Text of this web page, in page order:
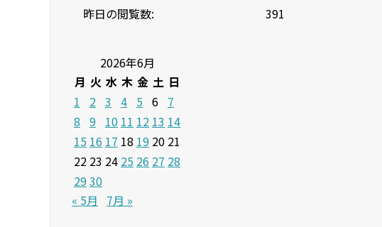
391
昨日の閲覧数:
2026年6月
月 火 水 木 金 土 日
1
2 3 4 5 6 7
8 9 10 11 12 13 14
15 16 17 18 19 20 21
22 23 24 25 26 27 28
2930
« 5月
7月 »